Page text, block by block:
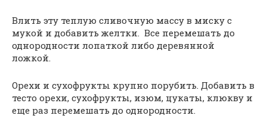
Влить эту теплую сливочную массу в миску с
мукой и добавить желтки. Все перемешать до
однородности лопаткой либо деревянной
ложкой.
Орехи и сухофрукты крупно порубить. Добавить в
тесто орехи, сухофрукты, изюм, цукаты, клюкву и
еще раз перемешать до однородности.